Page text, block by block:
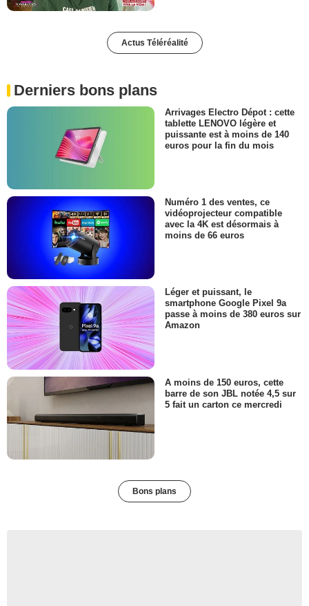
Actus Téléréalité
Derniers bons plans
Arrivages Electro Dépot : cette
tablette LENOVO légère et
puissante est à moins de 140
euros pour la fin du mois
Numéro 1 des ventes, ce
vidéoprojecteur compatible
avec la 4K est désormais à
moins de 66 euros
Léger et puissant, le
smartphone Google Pixel 9a
passe à moins de 380 euros sur
Amazon
A moins de 150 euros, cette
barre de son JBL notée 4,5 sur
5 fait un carton ce mercredi
Bons plans